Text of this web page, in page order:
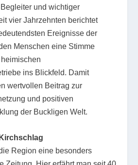
und wichtiger
vier Jahrzehnten berichtet
Ereignisse der
Menschen eine Stimme
ins Blickfeld. Damit
wertvollen Beitrag zur
und positiven
der Buckligen Welt.
Region eine besonders